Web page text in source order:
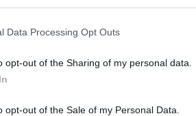
Data Processing Opt Outs
opt-out of the Sharing of my personal data.
opt-out of the Sale of my Personal Data.
Πότερ
«Οι Ιστορίες